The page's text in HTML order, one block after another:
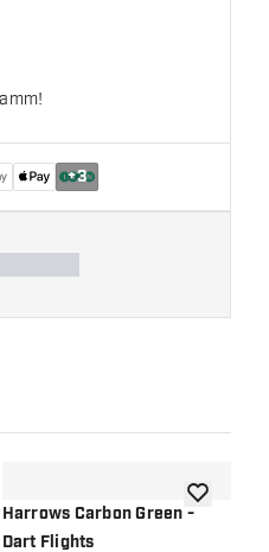
+3
hinzufügen
Harrows Carbon Green -
Dart Flights
Zur